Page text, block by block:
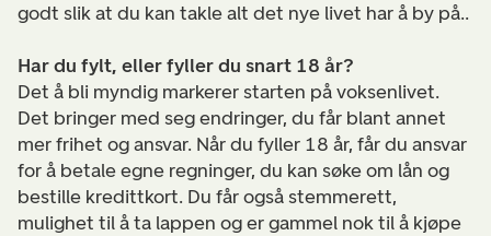
godt slik at du kan takle alt det nye livet har å by på..
Har du fylt, eller fyller du snart 18 år?
Det å bli myndig markerer starten på voksenlivet.
Det bringer med seg endringer, du får blant annet
mer frihet og ansvar. Når du fyller 18 år, får du ansvar
for å betale egne regninger, du kan søke om lån og
bestille kredittkort. Du får også stemmerett,
mulighet til å ta lappen og er gammel nok til å kjøpe